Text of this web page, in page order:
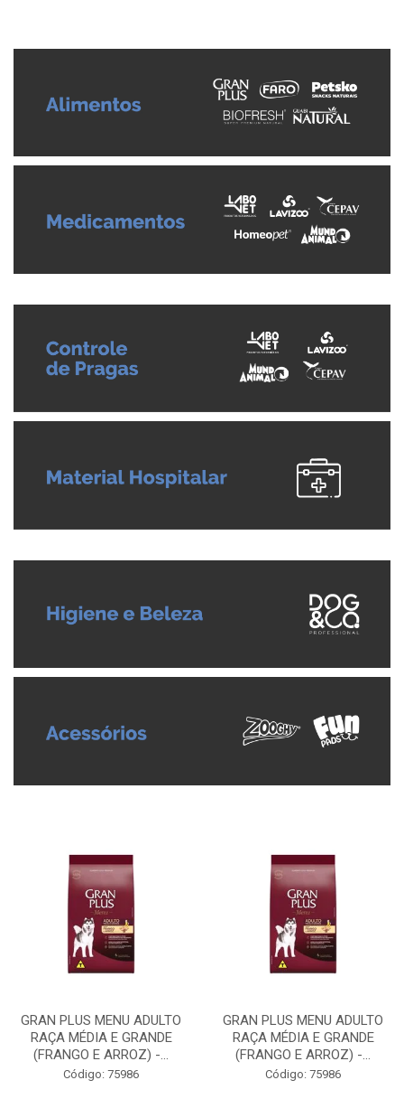
GRAN PLUS MENU ADULTO
RAÇA MÉDIA E GRANDE
(FRANGO E ARROZ) -...
Código: 75986
GRAN PLUS MENU ADULTO
RAÇA MÉDIA E GRANDE
(FRANGO E ARROZ) -...
Código: 75986